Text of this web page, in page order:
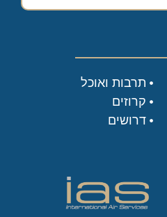
תרבות ואוכל
קרוזים
דרושים